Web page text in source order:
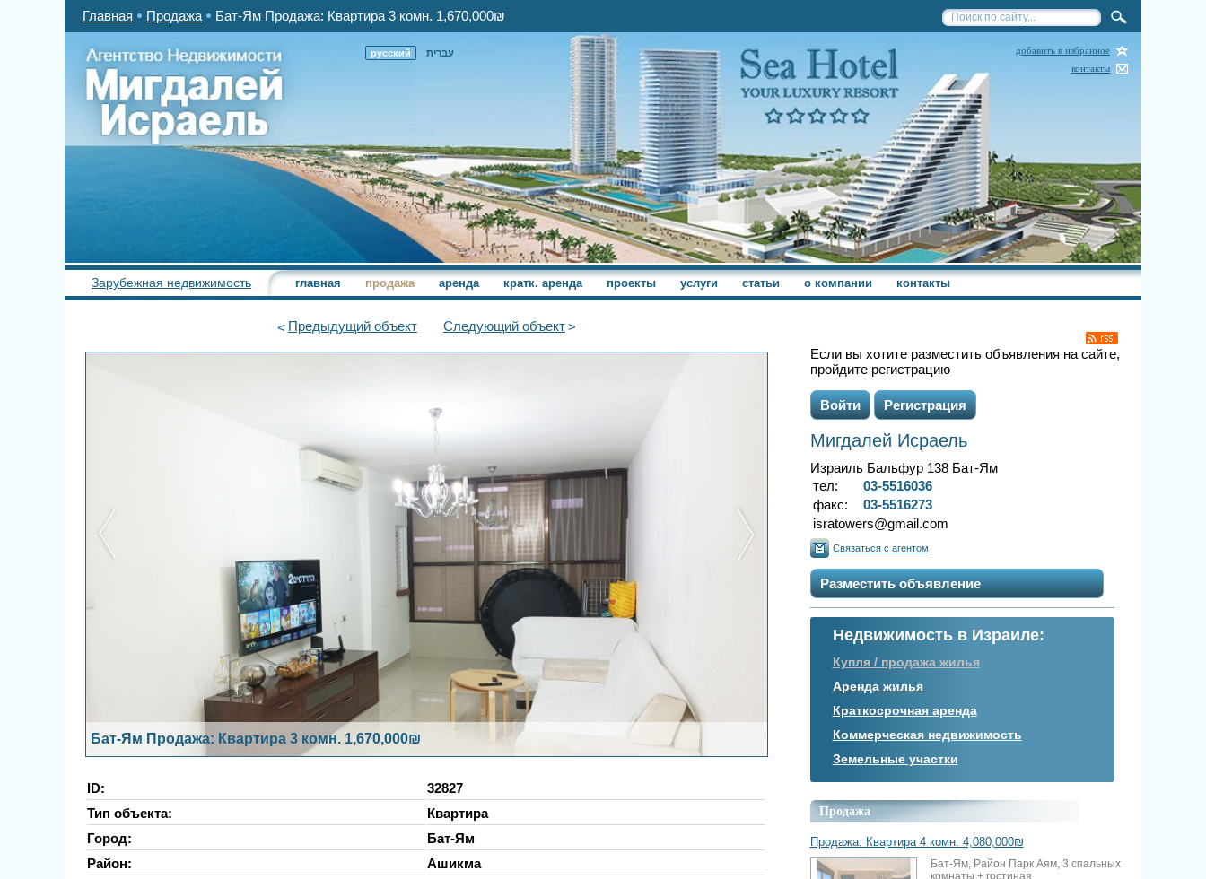
Главная Продажа Бат-Ям Продажа: Квартира 3 комн. 1,670,000₪
עברית русский
добавить в избранное
контакты
Зарубежная недвижимость главная продажа аренда кратк. аренда проекты услуги статьи о компании контакты
Предыдущийобъект Следующийобъект
Бат-Ям Продажа: Квартира 3 комн. 1,670,000₪
ID:
32827
Тип объекта:
Квартира
Город:
Бат-Ям
Район:
Ашикма
Если вы хотите разместить объявления на сайте,
пройдите регистрацию
Войти Регистрация
Мигдалей Исраель
Израиль Бальфур 138 Бат-Ям
тел:
03-5516036
факс:
03-5516273
isratowers@gmail.com
Связаться с агентом
Разместить объявление
Недвижимость в Израиле:
Купля / продажа жилья
Аренда жилья
Краткосрочная аренда
Коммерческая недвижимость
Земельные участки
Продажа
Продажа: Квартира 4 комн. 4,080,000₪
Бат-Ям, Район Парк Аям, 3 спальных
комнаты + гостиная